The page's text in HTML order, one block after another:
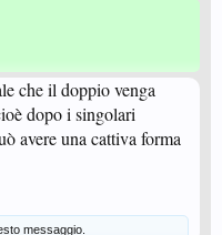
che il doppio venga
dopo i singolari
avere una cattiva forma
messaggio.